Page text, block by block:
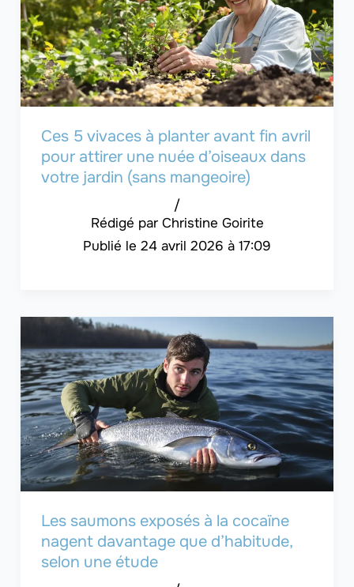
Ces 5 vivaces à planter avant fin avril
pour attirer une nuée d’oiseaux dans
votre jardin (sans mangeoire)
Christine Goirite
/
24 avril 2026 à 17:09
Les saumons exposés à la cocaïne
nagent davantage que d’habitude,
selon une étude